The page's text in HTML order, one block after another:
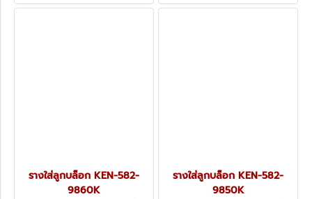
รางใส่ลูกบล็อก KEN-582-
9860K
รางใส่ลูกบล็อก KEN-582-
9850K